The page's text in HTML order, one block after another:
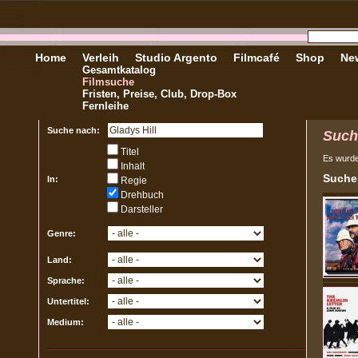
Home Verleih
Gesamtkatalog
Filmsuche
Fristen, Preise, Club, Drop-Box
Fernleihe
Studio Argento Filmcafé Shop
Suche nach:
In:
Titel
Inhalt
Regie
Drehbuch
Darsteller
Genre:
Land:
Sprache:
Untertitel:
Medium:
Es